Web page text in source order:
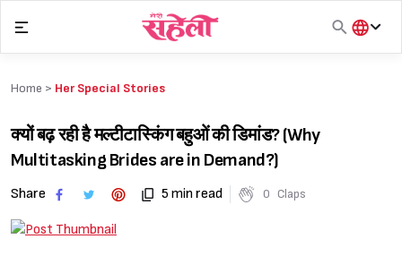
content
हिंदी
Home > Her Special Stories
क्यों बढ़ रही है मल्टीटास्किंग बहुओं की डिमांड? (Why
Multitasking Brides are in Demand?)
Share 5 min read 0 Claps